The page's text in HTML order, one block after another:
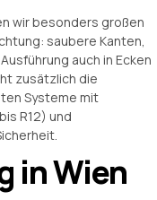
wir besonders großen
saubere Kanten,
auch in Ecken
zusätzlich die
Systeme mit
R12) und
in Wien